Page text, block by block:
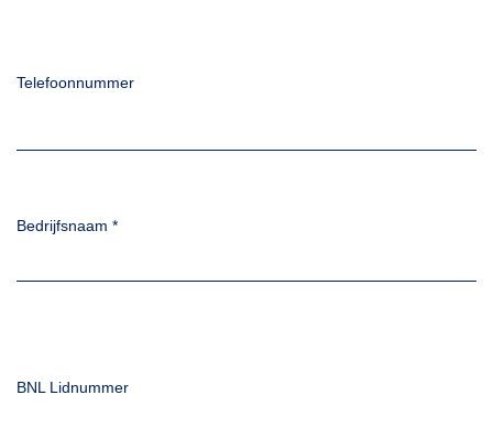
Telefoonnummer
Bedrijfsnaam *
BNL Lidnummer